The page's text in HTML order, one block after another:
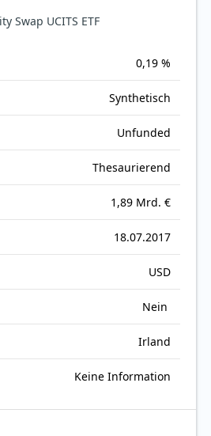
Swap UCITS ETF
0,19 %
Synthetisch
Unfunded
Thesaurierend
1,89 Mrd. €
18.07.2017
USD
Nein
Irland
Keine Information